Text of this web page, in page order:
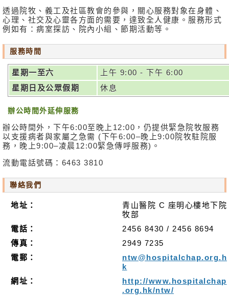
我
們
絡
我
們
免
責
明
障
礙
聲
明
職
員
專
用
透過院牧、義工及社區教會的參與，關心服務對象在身體、
心理、社交及心靈各方面的需要，達致全人健康。服務形式
例如有：病室探訪、院內小組、節期活動等。
服務時間
星期一至六
上午 9:00 - 下午 6:00
星期日及公眾假期
休息
辦公時間外延伸服務
辦公時間外，下午6:00至晚上12:00，仍提供緊急院牧服務
以支援病者與家屬之急需 (下午6:00–晚上9:00院牧駐院服
務，晚上9:00–凌晨12:00緊急傳呼服務)。
流動電話號碼：6463 3810
聯絡我們
地址：
青山醫院 C 座明心樓地下院
牧部
電話：
2456 8430 / 2456 8694
傳真：
2949 7235
電郵：
ntw@hospitalchap.org.h
k
網址：
http://www.hospitalchap
.org.hk/ntw/